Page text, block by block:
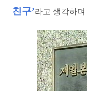
친구’라고 생각하